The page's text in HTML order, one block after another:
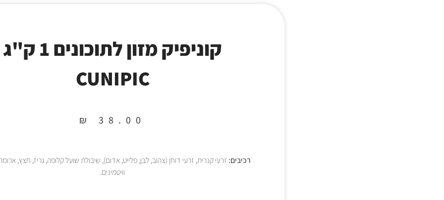
קוניפיק מזון לתוכונים 1 ק"ג
CUNIPIC
₪ 38.00
רכיבים: זרעי קנרית, זרעי דוחן (צהוב, לבן, פלייט, אדום), שיבולת שועל קלופה, גריז, חצץ,
וויטמינים.